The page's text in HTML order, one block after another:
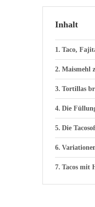
Inhalt
Taco,
Maismehl
Tortillas
Die
Die
Tacos mit